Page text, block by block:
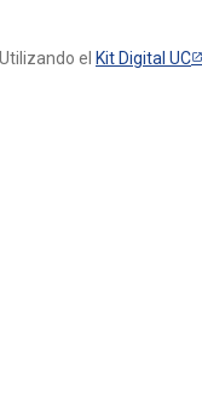
el Kit Digital UC